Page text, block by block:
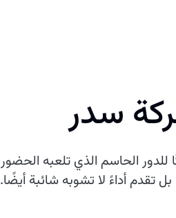
سدر
الحاسم الذي تلعبه الحضور
تقدم أداءً لا تشوبه شائبة أيضًا.